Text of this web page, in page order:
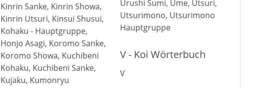
Kinrin Sanke, Kinrin Showa,
Kinrin Utsuri, Kinsui Shusui,
Kohaku - Hauptgruppe,
Honjo Asagi, Koromo Sanke,
Koromo Showa, Kuchibeni
Kohaku, Kuchibeni Sanke,
Kujaku, Kumonryu
Urushi Sumi, Ume, Utsuri,
Utsurimono, Utsurimono
Hauptgruppe
V - Koi Wörterbuch
V